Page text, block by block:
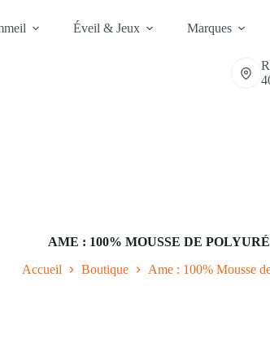
Éveil & Jeux Marques
AME : 100% MOUSSE DE
Accueil Boutique Ame : 100% Mousse